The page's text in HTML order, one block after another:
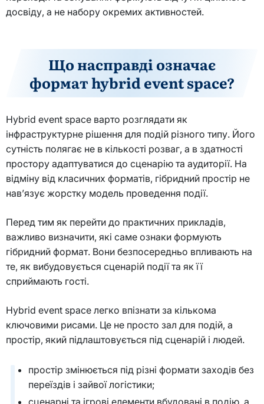
досвіду, а не набору окремих активностей.
Що насправді означає
формат hybrid event space?
Hybrid event space варто розглядати як
інфраструктурне рішення для подій різного типу. Його
сутність полягає не в кількості розваг, а в здатності
простору адаптуватися до сценарію та аудиторії. На
відміну від класичних форматів, гібридний простір не
нав’язує жорстку модель проведення події.
Перед тим як перейти до практичних прикладів,
важливо визначити, які саме ознаки формують
гібридний формат. Вони безпосередньо впливають на
те, як вибудовується сценарій події та як її
сприймають гості.
Hybrid event space легко впізнати за кількома
ключовими рисами. Це не просто зал для подій, а
простір, який підлаштовується під сценарій і людей.
простір змінюється під різні формати заходів без
переїздів і зайвої логістики;
сценарні та ігрові елементи вбудовані в подію, а